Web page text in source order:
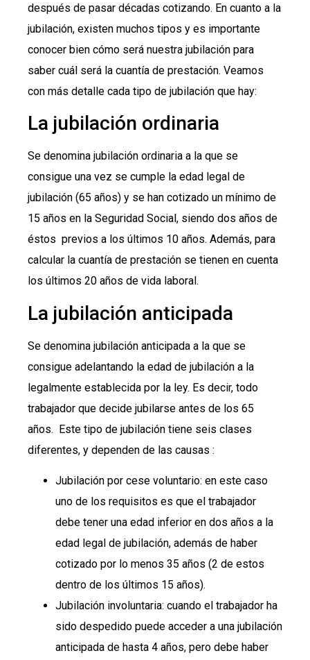
después de pasar décadas cotizando. En cuanto a la
jubilación, existen muchos tipos y es importante
conocer bien cómo será nuestra jubilación para
saber cuál será la cuantía de prestación. Veamos
con más detalle cada tipo de jubilación que hay:
La jubilación ordinaria
Se denomina jubilación ordinaria a la que se
consigue una vez se cumple la edad legal de
jubilación (65 años) y se han cotizado un mínimo de
15 años en la Seguridad Social, siendo dos años de
éstos previos a los últimos 10 años. Además, para
calcular la cuantía de prestación se tienen en cuenta
los últimos 20 años de vida laboral.
La jubilación anticipada
Se denomina jubilación anticipada a la que se
consigue adelantando la edad de jubilación a la
legalmente establecida por la ley. Es decir, todo
trabajador que decide jubilarse antes de los 65
años. Este tipo de jubilación tiene seis clases
diferentes, y dependen de las causas :
Jubilación por cese voluntario: en este caso
uno de los requisitos es que el trabajador
debe tener una edad inferior en dos años a la
edad legal de jubilación, además de haber
cotizado por lo menos 35 años (2 de estos
dentro de los últimos 15 años).
Jubilación involuntaria: cuando el trabajador ha
sido despedido puede acceder a una jubilación
anticipada de hasta 4 años, pero debe haber